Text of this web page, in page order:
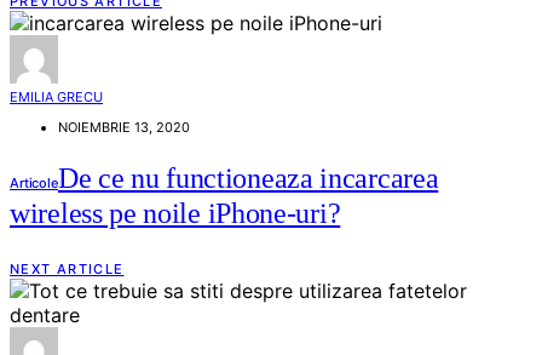
EMILIA GRECU
NOIEMBRIE 13, 2020
ArticoleDe ce nu functioneaza incarcarea
wireless pe noile iPhone-uri?
NEXT ARTICLE